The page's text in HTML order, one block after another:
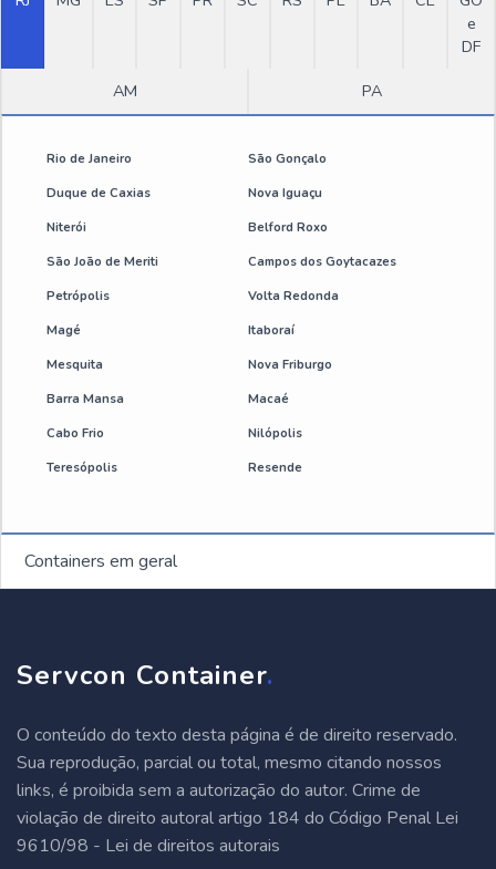
Container a venda para loja
Container marítimo usado
Container personalizado comprar
Container termoacústico
Containers marítimos refrigerados
Serviço de customização de container
Venda de container lanchonete
Container alojamento dormitório
OUTRAS CATEGORIAS
Containers em geral
e
DF
AM
PA
Rio de Janeiro São Gonçalo
Duque de Caxias Nova Iguaçu
Niterói Belford Roxo
São João de Meriti Campos dos Goytacazes
Petrópolis Volta Redonda
Magé Itaboraí
Mesquita Nova Friburgo
Barra Mansa Macaé
Cabo Frio Nilópolis
Teresópolis Resende
Servcon Container.
O conteúdo do texto desta página é de direito reservado.
Sua reprodução, parcial ou total, mesmo citando nossos
links, é proibida sem a autorização do autor. Crime de
violação de direito autoral artigo 184 do Código Penal Lei
9610/98 - Lei de direitos autorais